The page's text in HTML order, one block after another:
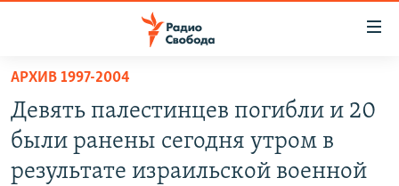
упрощенного
доступа
Вернуться
основному
ПОДКАСТЫ
АВТОРСКИЕ ПРОЕКТЫ
АРХИВ 1997-2004
Девять палестинцев погибли и 20
были ранены сегодня утром в
результате израильской военной